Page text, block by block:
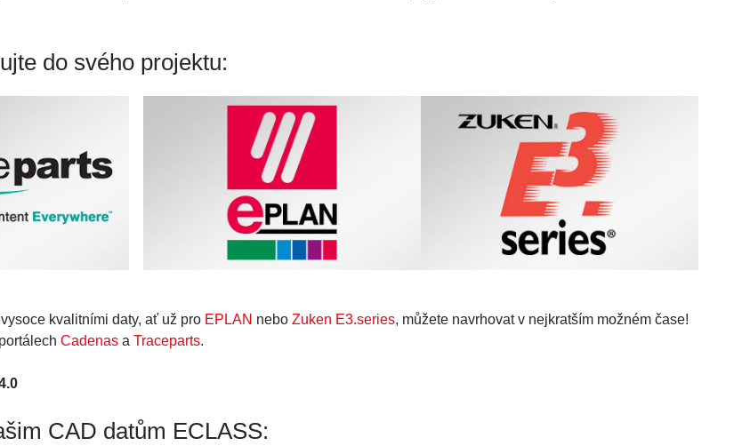
do svého projektu:
kvalitními daty, ať už pro EPLAN nebo Zuken E3.series, můžete navrhovat v nejkratším možném čase!
Cadenas a Traceparts.
CAD datům ECLASS: